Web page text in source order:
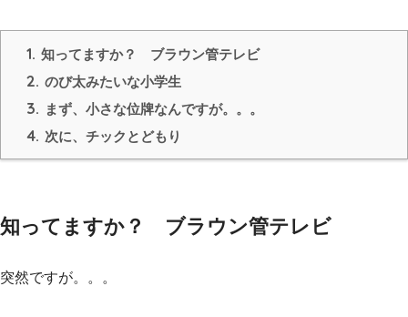
1. 知ってますか？ ブラウン管テレビ
2. のび太みたいな小学生
3. まず、小さな位牌なんですが。。。
4. 次に、チックとどもり
知ってますか？ ブラウン管テレビ
突然ですが。。。